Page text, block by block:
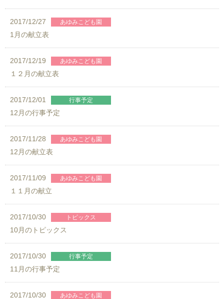
2017/12/27
1月の献立表
2017/12/19
１２月の献立表
2017/12/01
12月の行事予定
2017/11/28
12月の献立表
2017/11/09
１１月の献立
2017/10/30
10月のトピックス
2017/10/30
11月の行事予定
2017/10/30